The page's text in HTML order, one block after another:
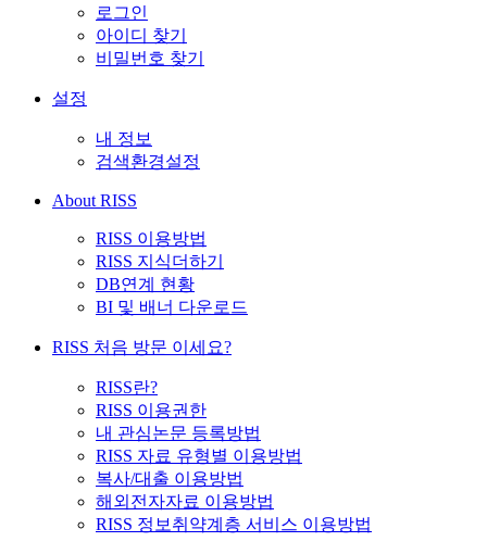
로그인
아이디 찾기
비밀번호 찾기
설정
내 정보
검색환경설정
About RISS
RISS 이용방법
RISS 지식더하기
DB연계 현황
BI 및 배너 다운로드
RISS 처음 방문 이세요?
RISS란?
RISS 이용권한
내 관심논문 등록방법
RISS 자료 유형별 이용방법
복사/대출 이용방법
해외전자자료 이용방법
RISS 정보취약계층 서비스 이용방법